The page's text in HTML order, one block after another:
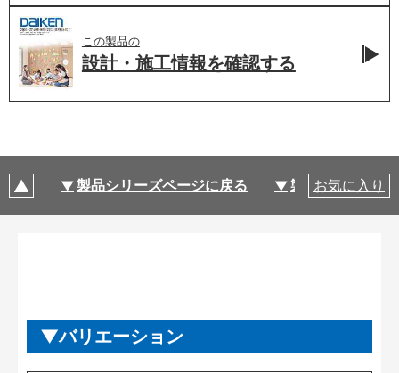
この製品の
設計・施工情報を確認する
製品シリーズページに戻る 製品仕様
お気に入り
バリエーション